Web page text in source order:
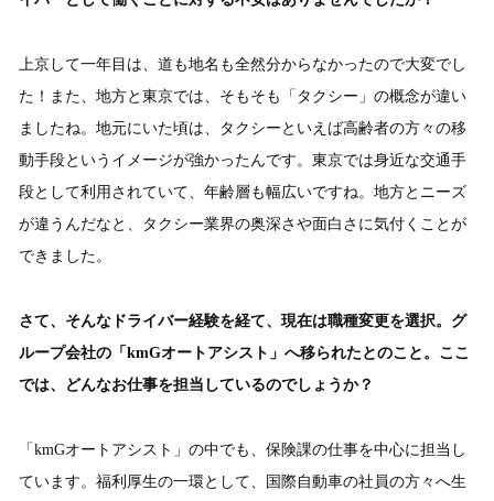
上京して一年目は、道も地名も全然分からなかったので大変でし
た！また、地方と東京では、そもそも「タクシー」の概念が違い
ましたね。地元にいた頃は、タクシーといえば高齢者の方々の移
動手段というイメージが強かったんです。東京では身近な交通手
段として利用されていて、年齢層も幅広いですね。地方とニーズ
が違うんだなと、タクシー業界の奥深さや面白さに気付くことが
できました。
さて、そんなドライバー経験を経て、現在は職種変更を選択。グ
ループ会社の「kmGオートアシスト」へ移られたとのこと。ここ
では、どんなお仕事を担当しているのでしょうか？
「kmGオートアシスト」の中でも、保険課の仕事を中心に担当し
ています。福利厚生の一環として、国際自動車の社員の方々へ生